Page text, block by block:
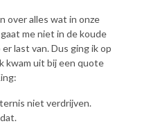
over alles wat in onze
me niet in de koude
last van. Dus ging ik op
kwam uit bij een quote
niet verdrijven.